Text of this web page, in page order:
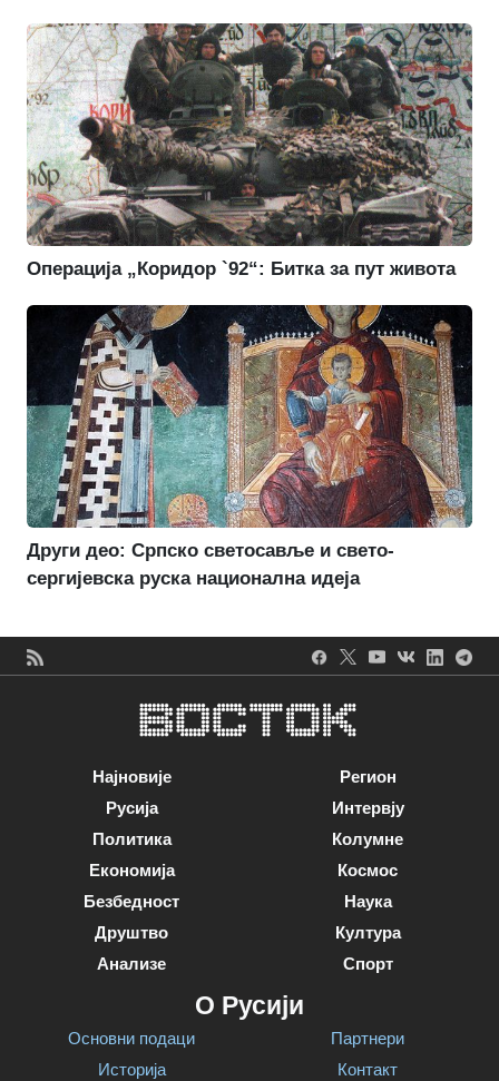
Операција „Коридор `92“: Битка за пут живота
Други део: Српско светосавље и свето-
сергијевска руска национална идеја
Најновије
Русија
Политика
Економија
Безбедност
Друштво
Анализе
Регион
Интервју
Колумне
Космос
Наука
Култура
Спорт
О Русији
Основни подаци
Историја
Партнери
Контакт